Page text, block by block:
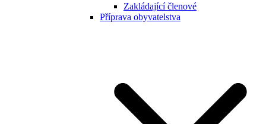
Zakládající členové
Příprava obyvatelstva